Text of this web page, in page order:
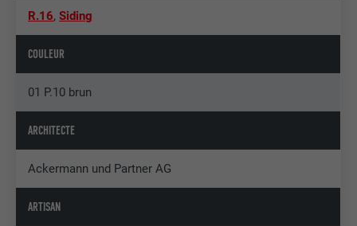
R.16,Siding
COULEUR
01 P.10 brun
ARCHITECTE
Ackermann und Partner AG
ARTISAN